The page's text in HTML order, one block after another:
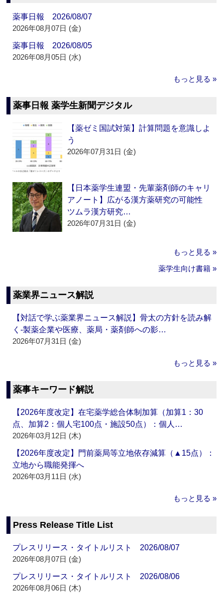
薬事日報 2026/08/07
2026年08月07日 (金)
薬事日報 2026/08/05
2026年08月05日 (水)
もっと見る »
薬事日報 薬学生新聞デジタル
【薬ゼミ国試対策】計算問題を意識しよ
う
2026年07月31日 (金)
【日本薬学生連盟・先輩薬剤師のキャリ
アノート】広がる漢方薬研究の可能性
ツムラ漢方研究…
2026年07月31日 (金)
もっと見る »
薬学生向け書籍 »
薬業界ニュース解説
【対話で学ぶ薬業界ニュース解説】骨太の方針を読み解
く‐製薬企業や医療、薬局・薬剤師への影…
2026年07月31日 (金)
もっと見る »
薬事キーワード解説
【2026年度改定】在宅薬学総合体制加算（加算1：30
点、加算2：個人宅100点・施設50点）：個人…
2026年03月12日 (木)
【2026年度改定】門前薬局等立地依存減算（▲15点）：
立地から職能発揮へ
2026年03月11日 (水)
もっと見る »
Press Release Title List
プレスリリース・タイトルリスト 2026/08/07
2026年08月07日 (金)
プレスリリース・タイトルリスト 2026/08/06
2026年08月06日 (木)